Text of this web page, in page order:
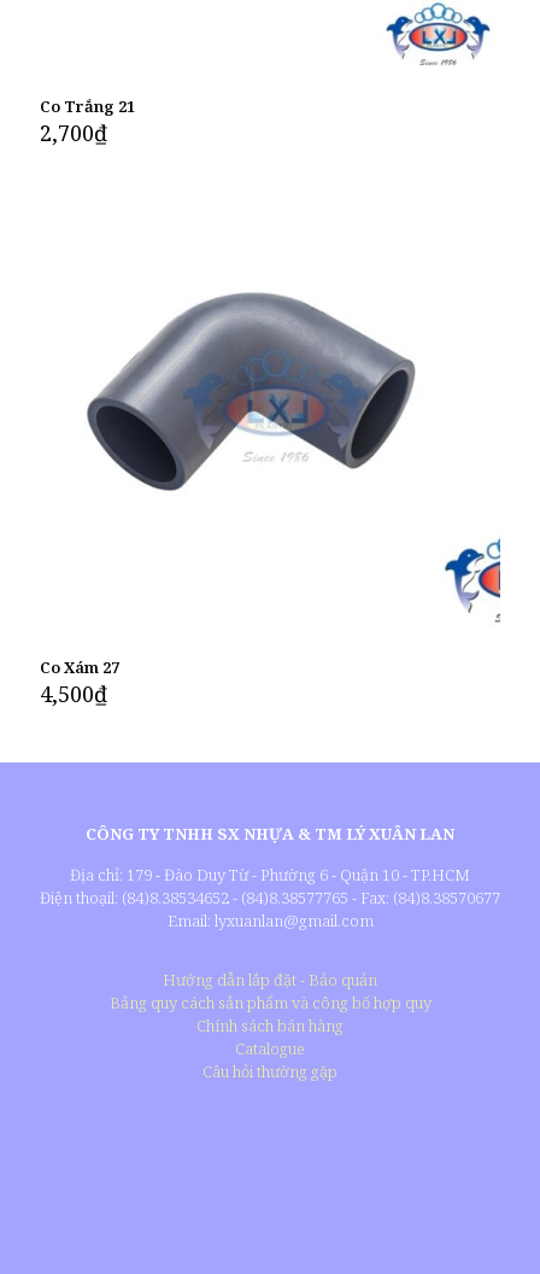
Co Trắng 21
2,700₫
Co Xám 27
4,500₫
CÔNG TY TNHH SX NHỰA & TM LÝ XUÂN LAN
Địa chỉ: 179 - Đào Duy Từ - Phường 6 - Quận 10 - TP.HCM
Điện thoạil: (84)8.38534652 - (84)8.38577765 - Fax: (84)8.38570677
Email: lyxuanlan@gmail.com
Hướng dẫn lắp đặt - Bảo quản
Bảng quy cách sản phẩm và công bố hợp quy
Chính sách bán hàng
Catalogue
Câu hỏi thường gặp